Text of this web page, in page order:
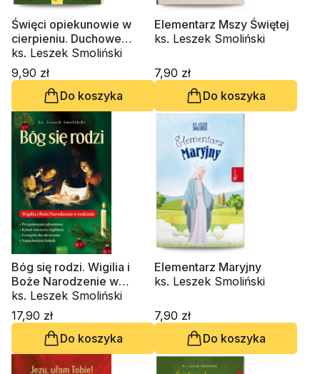
Święci opiekunowie w
cierpieniu. Duchowe
wsparcie dla chorych
ks. Leszek Smoliński
9,90 zł
Do koszyka
Elementarz Mszy Świętej
ks. Leszek Smoliński
7,90 zł
Do koszyka
Bóg się rodzi. Wigilia i
Boże Narodzenie w
rodzinie
ks. Leszek Smoliński
17,90 zł
Do koszyka
Elementarz Maryjny
ks. Leszek Smoliński
7,90 zł
Do koszyka